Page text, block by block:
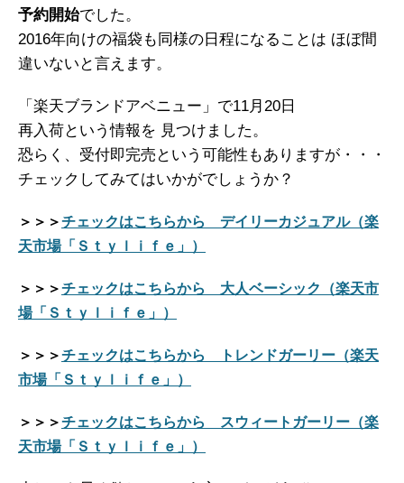
予約開始でした。
2016年向けの福袋も同様の日程になることは ほぼ間
違いないと言えます。
「楽天ブランドアベニュー」で11月20日
再入荷という情報を 見つけました。
恐らく、受付即完売という可能性もありますが・・・
チェックしてみてはいかがでしょうか？
＞＞＞チェックはこちらから デイリーカジュアル（楽
天市場「Ｓｔｙｌｉｆｅ」）
＞＞＞チェックはこちらから 大人ベーシック（楽天市
場「Ｓｔｙｌｉｆｅ」）
＞＞＞チェックはこちらから トレンドガーリー（楽天
市場「Ｓｔｙｌｉｆｅ」）
＞＞＞チェックはこちらから スウィートガーリー（楽
天市場「Ｓｔｙｌｉｆｅ」）